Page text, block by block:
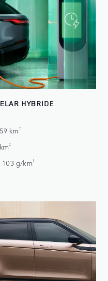
HYBRIDE
km†
‡
g/km†